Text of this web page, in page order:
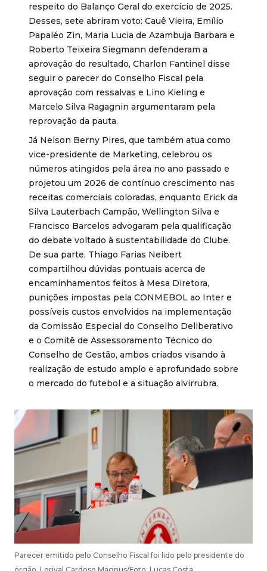
respeito do Balanço Geral do exercício de 2025.
Desses, sete abriram voto: Cauê Vieira, Emílio
Papaléo Zin, Maria Lucia de Azambuja Barbara e
Roberto Teixeira Siegmann defenderam a
aprovação do resultado, Charlon Fantinel disse
seguir o parecer do Conselho Fiscal pela
aprovação com ressalvas e Lino Kieling e
Marcelo Silva Ragagnin argumentaram pela
reprovação da pauta.
Já Nelson Berny Pires, que também atua como
vice-presidente de Marketing, celebrou os
números atingidos pela área no ano passado e
projetou um 2026 de contínuo crescimento nas
receitas comerciais coloradas, enquanto Erick da
Silva Lauterbach Campão, Wellington Silva e
Francisco Barcelos advogaram pela qualificação
do debate voltado à sustentabilidade do Clube.
De sua parte, Thiago Farias Neibert
compartilhou dúvidas pontuais acerca de
encaminhamentos feitos à Mesa Diretora,
punições impostas pela CONMEBOL ao Inter e
possíveis custos envolvidos na implementação
da Comissão Especial do Conselho Deliberativo
e o Comitê de Assessoramento Técnico do
Conselho de Gestão, ambos criados visando à
realização de estudo amplo e aprofundado sobre
o mercado do futebol e a situação alvirrubra.
Parecer emitido pelo Conselho Fiscal foi lido pelo presidente do